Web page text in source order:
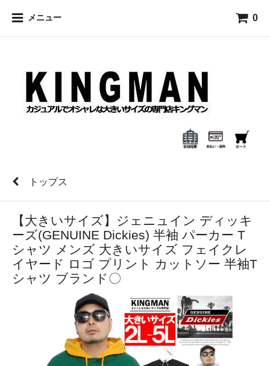
メニュー 0
トップス
【大きいサイズ】ジェニュイン ディッキ
ーズ(GENUINE Dickies) 半袖 パーカー T
シャツ メンズ 大きいサイズ フェイクレ
イヤード ロゴ プリント カットソー 半袖T
シャツ ブランド〇